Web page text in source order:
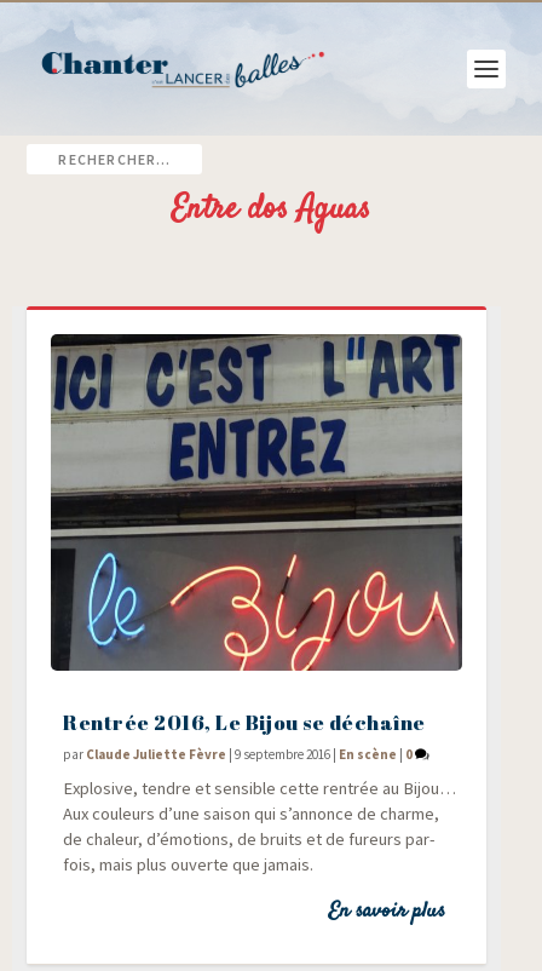
Entre dos Aguas
Rentrée 2016, Le Bijou se déchaîne
par Claude Juliette Fèvre |9 septembre 2016 | En scène | 0
Explo­sive, tendre et sen­sible cette ren­trée au Bijou…
Aux cou­leurs d’une sai­son qui s’annonce de charme,
de cha­leur, d’émotions, de bruits et de fureurs par­
fois, mais plus ouverte que jamais.
En savoir plus